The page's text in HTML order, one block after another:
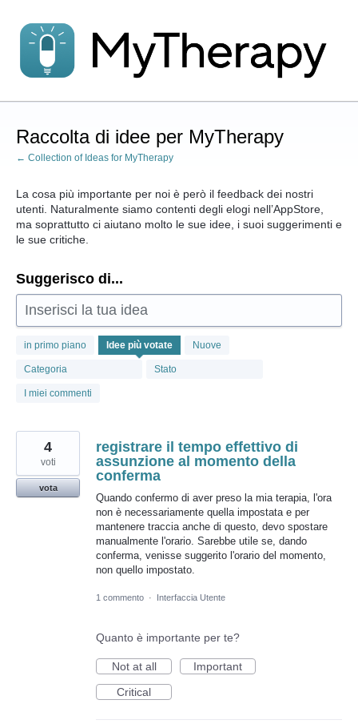
al
contenuto
Raccolta di idee per MyTherapy
← Collection of Ideas for MyTherapy
La cosa più importante per noi è però il feedback dei nostri
utenti. Naturalmente siamo contenti degli elogi nell’AppStore,
ma soprattutto ci aiutano molto le sue idee, i suoi suggerimenti e
le sue critiche.
Suggerisco di...
Inserisci la tua idea
in primo piano Idee più votate Nuove
Categoria Stato
I miei commenti
243
risultati
trovati
registrare il tempo effettivo di
assunzione al momento della
conferma
Quando confermo di aver preso la mia terapia, l'ora
non è necessariamente quella impostata e per
mantenere traccia anche di questo, devo spostare
manualmente l'orario. Sarebbe utile se, dando
conferma, venisse suggerito l'orario del momento,
non quello impostato.
4
voti
vota
1 commento · Interfaccia Utente
Quanto è importante per te?
Not at all
Important
Critical